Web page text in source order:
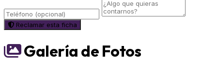
Reclamar esta ficha
Galería de Fotos